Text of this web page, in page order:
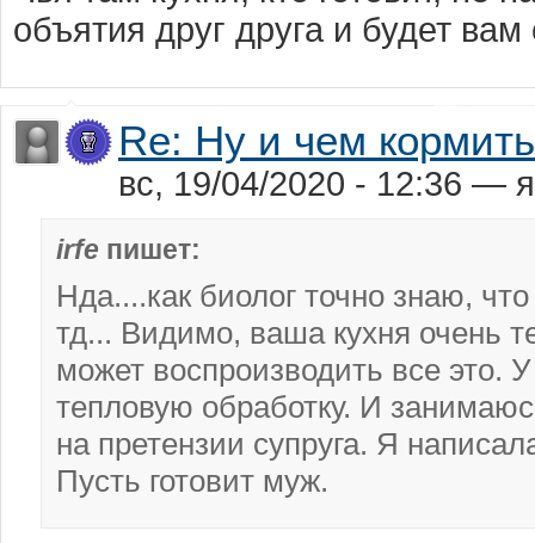
объятия друг друга и будет вам
Re: Ну и чем
вс, 19/04/2020 - 12:36 —
irfe пишет:
Нда....как биолог точно знаю,
тд... Видимо, ваша кухня очень
может воспроизводить все это.
тепловую обработку. И
на претензии супруга. Я
Пусть готовит муж.